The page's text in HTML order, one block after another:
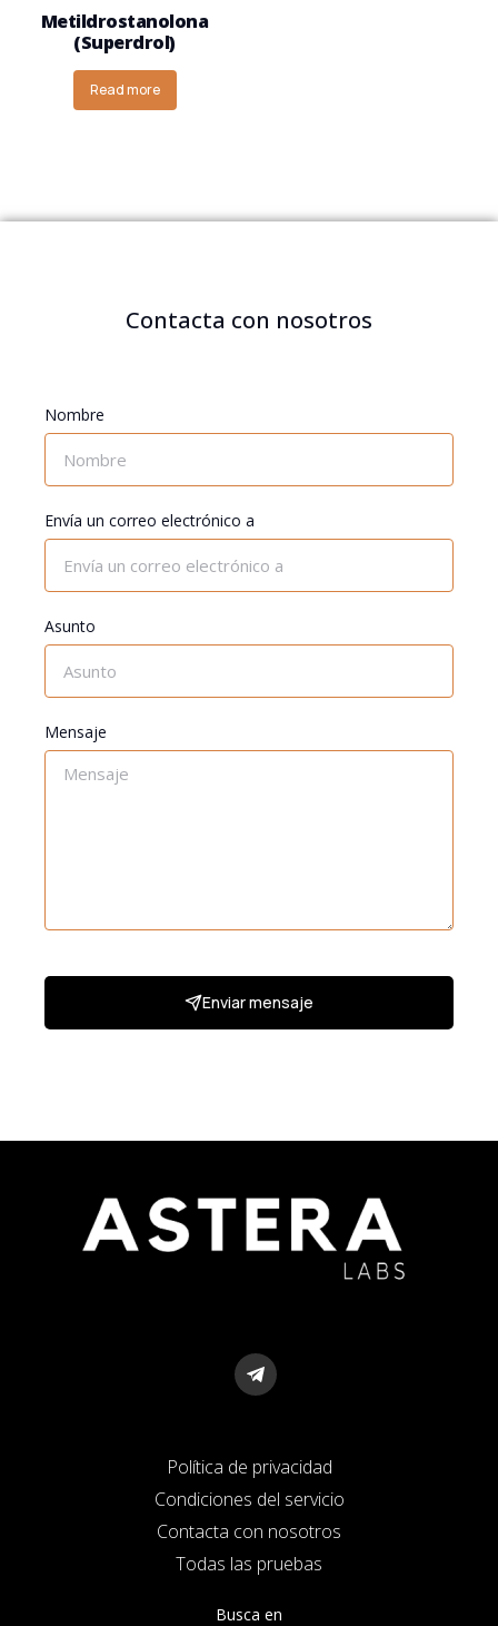
Metildrostanolona
(Superdrol)
Read more
Contacta con nosotros
Nombre
Envía un correo electrónico a
Asunto
Mensaje
Enviar mensaje
Política de privacidad
Condiciones del servicio
Contacta con nosotros
Todas las pruebas
Busca en